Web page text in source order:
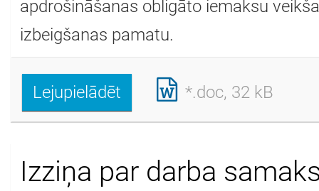
apdrošināšanas obligāto iemaksu
izbeigšanas pamatu.
Lejupielādēt *.doc, 32 kB
Izziņa par darba